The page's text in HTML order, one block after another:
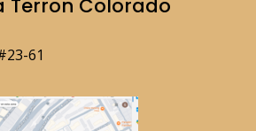
Terron Colorado
61